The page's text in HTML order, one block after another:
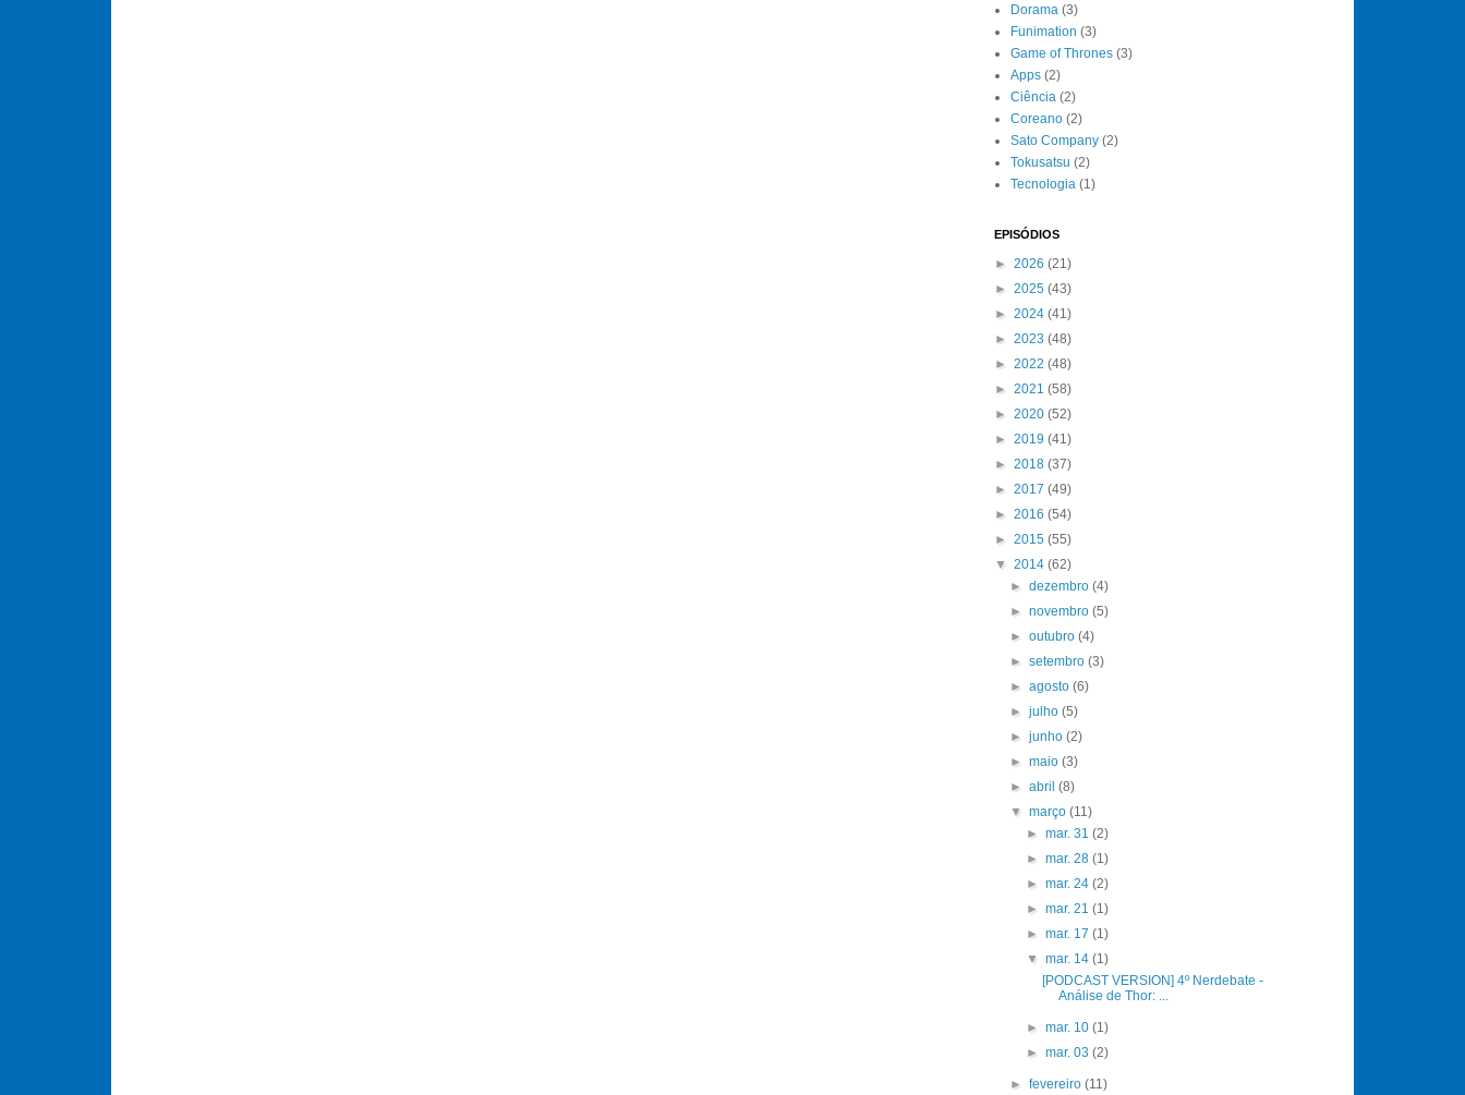
Dorama (3)
Funimation (3)
Game of Thrones (3)
Apps (2)
Ciência (2)
Coreano (2)
Sato Company (2)
Tokusatsu (2)
Tecnologia (1)
EPISÓDIOS
► 2026 (21)
► 2025 (43)
► 2024 (41)
► 2023 (48)
► 2022 (48)
► 2021 (58)
► 2020 (52)
► 2019 (41)
► 2018 (37)
► 2017 (49)
► 2016 (54)
► 2015 (55)
▼ 2014 (62)
►dezembro(4)
►novembro(5)
►outubro(4)
►setembro(3)
►agosto(6)
►julho(5)
►junho(2)
►maio(3)
►abril(8)
▼março(11)
► mar. 31 (2)
► mar. 28 (1)
► mar. 24 (2)
► mar. 21 (1)
► mar. 17 (1)
▼ mar. 14 (1)
[PODCAST VERSION] 4º Nerdebate -
Análise de Thor: ...
► mar. 10 (1)
► mar. 03 (2)
►fevereiro(11)